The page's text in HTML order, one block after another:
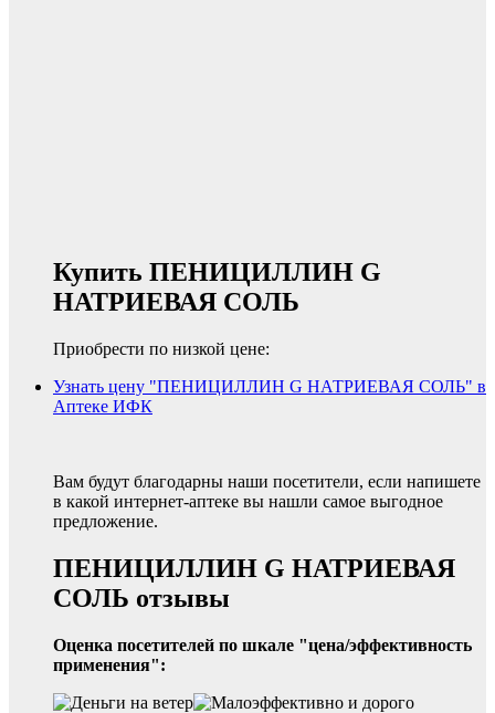
Купить ПЕНИЦИЛЛИН G
НАТРИЕВАЯ СОЛЬ
Приобрести по низкой цене:
Узнать цену "ПЕНИЦИЛЛИН G НАТРИЕВАЯ СОЛЬ" в
Аптеке ИФК
Вам будут благодарны наши посетители, если напишете
в какой интернет-аптеке вы нашли самое выгодное
предложение.
ПЕНИЦИЛЛИН G НАТРИЕВАЯ
СОЛЬ отзывы
Оценка посетителей по шкале "цена/эффективность
применения":